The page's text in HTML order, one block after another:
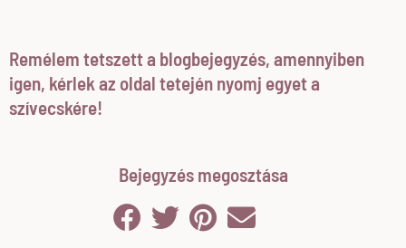
Remélem tetszett a blogbejegyzés, amennyiben
igen, kérlek az oldal tetején nyomj egyet a
szívecskére!
Bejegyzés megosztása